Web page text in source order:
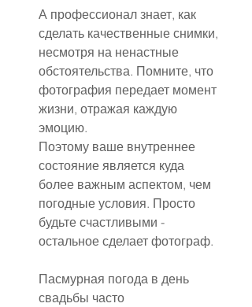
А профессионал знает, как
сделать качественные снимки,
несмотря на ненастные
обстоятельства. Помните, что
фотография передает момент
жизни, отражая каждую
эмоцию.
Поэтому ваше внутреннее
состояние является куда
более важным аспектом, чем
погодные условия. Просто
будьте счастливыми -
остальное сделает фотограф.
Пасмурная погода в день
свадьбы часто